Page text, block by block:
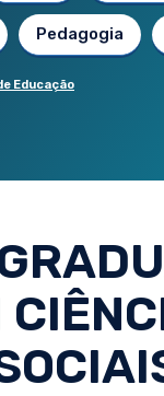
Pedagogia
Educação